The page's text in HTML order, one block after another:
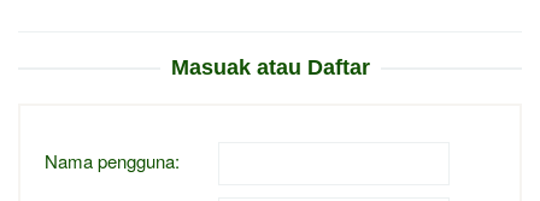
Masuak atau Daftar
Nama pengguna: